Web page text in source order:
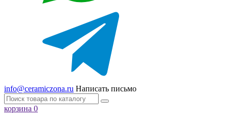
info@ceramiczona.ru Написать письмо
корзина 0